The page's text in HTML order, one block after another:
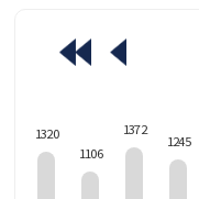
1320
1106
1372
1245